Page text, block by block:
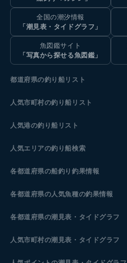
全国の潮汐情報
「潮見表・タイドグラフ」
魚図鑑サイト
「写真から探せる魚図鑑」
都道府県の釣り船リスト
人気市町村の釣り船リスト
人気港の釣り船リスト
人気エリアの釣り船検索
各都道府県の船釣り釣果情報
各都道府県の人気魚種の釣果情報
各都道府県の潮見表 ・タイドグラフ
人気市町村の潮見表・タイドグラフ